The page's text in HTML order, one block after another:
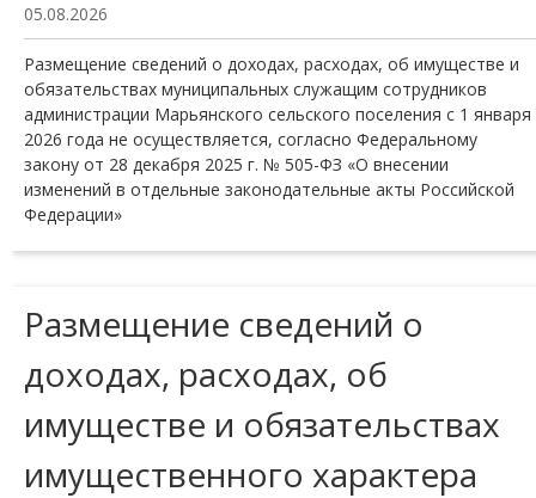
05.08.2026
Размещение сведений о доходах, расходах, об имуществе и
обязательствах муниципальных служащим сотрудников
администрации Марьянского сельского поселения с 1 января
2026 года не осуществляется, согласно Федеральному
закону от 28 декабря 2025 г. № 505-ФЗ «О внесении
изменений в отдельные законодательные акты Российской
Федерации»
Размещение сведений о
доходах, расходах, об
имуществе и обязательствах
имущественного характера